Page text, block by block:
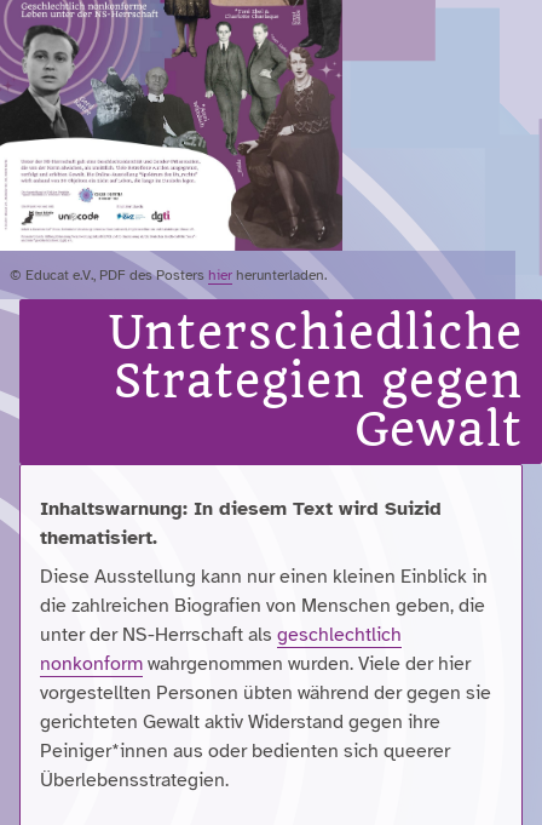
© Educat e.V., PDF des Posters hier herunterladen.
Unterschiedliche
Strategien gegen
Gewalt
Inhaltswarnung: In diesem Text wird Suizid
thematisiert.
Diese Ausstellung kann nur einen kleinen Einblick in
die zahlreichen Biografien von Menschen geben, die
unter der NS-Herrschaft als geschlechtlich
nonkonform wahrgenommen wurden. Viele der hier
vorgestellten Personen übten während der gegen sie
gerichteten Gewalt aktiv Widerstand gegen ihre
Peiniger*innen aus oder bedienten sich queerer
Überlebensstrategien.